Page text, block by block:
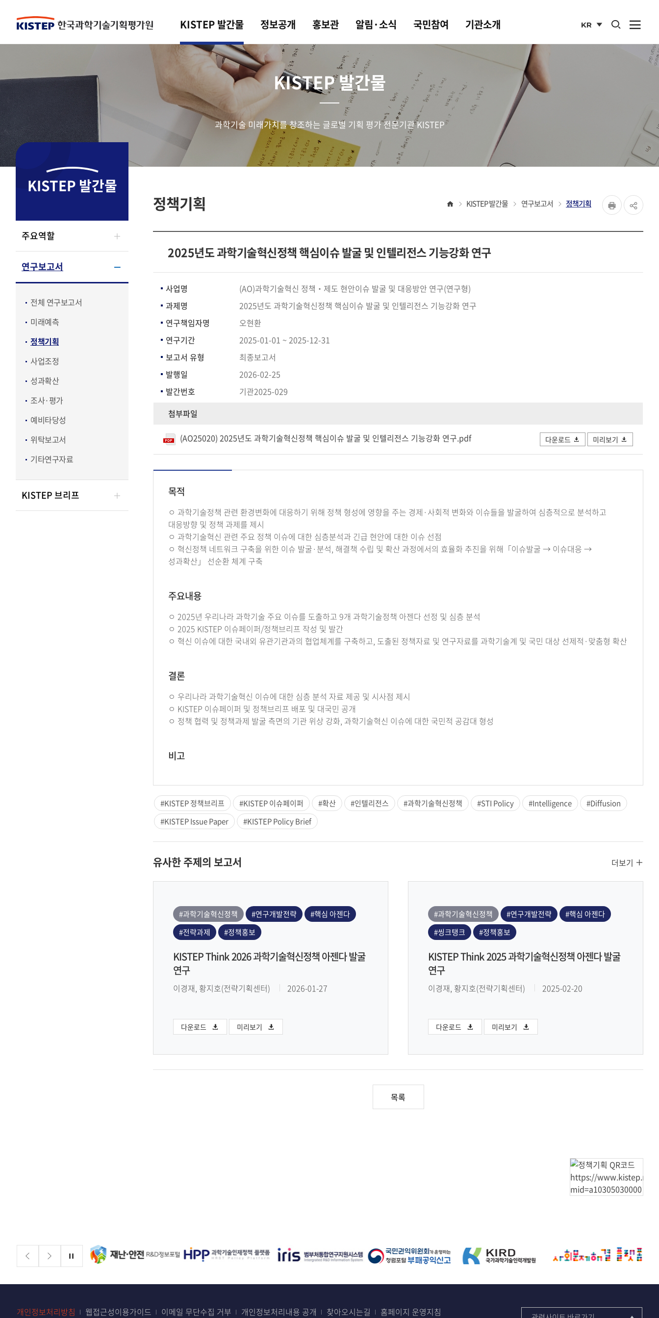
KISTEP 발간물 정보공개 홍보관 알림·소식 국민참여 기관소개
KR
사이트
통합검색 열기
사
열기
KISTEP 발간물
과학기술 미래가치를 창조하는 글로벌 기획 평가 전문기관 KISTEP
KISTEP 발간물
주요역할
연구보고서
전체 연구보고서
미래예측
정책기획
사업조정
성과확산
조사·평가
예비타당성
위탁보고서
기타연구자료
KISTEP 브리프
정책기획 홈 KISTEP 발간물 연구보고서 정책기획
페이지
2025년도 과학기술혁신정책 핵심이슈 발굴 및 인텔리전스 기능강화 연구
사업명
(AO)과학기술혁신 정책‧제도 현안이슈 발굴 및 대응방안 연구(연구형)
과제명
2025년도 과학기술혁신정책 핵심이슈 발굴 및 인텔리전스 기능강화 연구
연구책임자명
오현환
연구기간
2025-01-01 ~ 2025-12-31
보고서 유형
최종보고서
발행일
2026-02-25
발간번호
기관2025-029
첨부파일
(AO25020) 2025년도 과학기술혁신정책 핵심이슈 발굴 및 인텔리전스 기능강화 연구.pdf 다운로드 미리보기
목적
ㅇ 과학기술정책 관련 환경변화에 대응하기 위해 정책 형성에 영향을 주는 경제·사회적 변화와 이슈들을 발굴하여 심층적으로 분석하고
대응방향 및 정책 과제를 제시
ㅇ 과학기술혁신 관련 주요 정책 이슈에 대한 심층분석과 긴급 현안에 대한 이슈 선점
ㅇ 혁신정책 네트워크 구축을 위한 이슈 발굴·분석, 해결책 수립 및 확산 과정에서의 효율화 추진을 위해「이슈발굴 → 이슈대응 →
성과확산」 선순환 체계 구축
주요내용
ㅇ 2025년 우리나라 과학기술 주요 이슈를 도출하고 9개 과학기술정책 아젠다 선정 및 심층 분석
ㅇ 2025 KISTEP 이슈페이퍼/정책브리프 작성 및 발간
ㅇ 혁신 이슈에 대한 국내외 유관기관과의 협업체계를 구축하고, 도출된 정책자료 및 연구자료를 과학기술계 및 국민 대상 선제적·맞춤형 확산
결론
ㅇ 우리나라 과학기술혁신 이슈에 대한 심층 분석 자료 제공 및 시사점 제시
ㅇ KISTEP 이슈페이퍼 및 정책브리프 배포 및 대국민 공개
ㅇ 정책 협력 및 정책과제 발굴 측면의 기관 위상 강화, 과학기술혁신 이슈에 대한 국민적 공감대 형성
비고
#KISTEP 정책브리프 #KISTEP 이슈페이퍼 #확산 #인텔리전스 #과학기술혁신정책 #STI Policy #Intelligence
#Diffusion
#KISTEP Issue Paper
#KISTEP Policy Brief
유사한 주제의 보고서
#과학기술혁신정책 #연구개발전략
#핵심 아젠다
#전략과제
#정책홍보
KISTEP Think 2026 과학기술혁신정책 아젠다 발굴
연구
이경재, 황지호(전략기획센터) 2026-01-27
다운로드 미리보기
#과학기술혁신정책 #연구개발전략
#핵심 아젠다
#씽크탱크
#정책홍보
KISTEP Think 2025 과학기술혁신정책 아젠다 발굴
연구
이경재, 황지호(전략기획센터) 2025-02-20
다운로드 미리보기
더보기
목록
배너존 정지
개인정보처리방침 웹접근성이용가이드 이메일 무단수집 거부 개인정보처리내용 공개 찾아오시는길 홈페이지 운영지침